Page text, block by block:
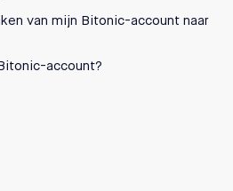
van mijn Bitonic-account naar
account?